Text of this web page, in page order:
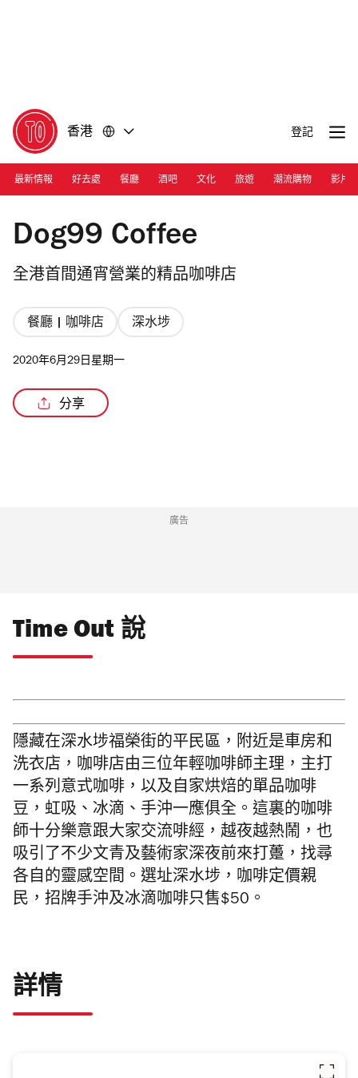
香港 登記
最新情報 好去處 餐廳 酒吧 文化 旅遊 潮流購物 影片
Photograph:Ann Chiu
Dog99 Coffee
全港首間通宵營業的精品咖啡店
餐廳 | 咖啡店 深水埗
2020年6月29日星期一
分享
廣告
Time Out 說
隱藏在深水埗福榮街的平民區，附近是車房和
洗衣店，咖啡店由三位年輕咖啡師主理，主打
一系列意式咖啡，以及自家烘焙的單品咖啡
豆，虹吸、冰滴、手沖一應俱全。這裏的咖啡
師十分樂意跟大家交流啡經，越夜越熱鬧，也
吸引了不少文青及藝術家深夜前來打躉，找尋
各自的靈感空間。選址深水埗，咖啡定價親
民， 招牌手沖及冰滴咖啡只售$50。
詳情